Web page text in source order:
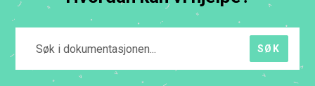
SØK